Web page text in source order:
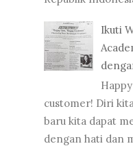
Ikuti
customer! Diri
baru kita dapat
dengan hati dan